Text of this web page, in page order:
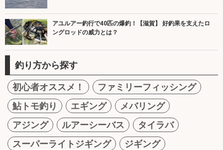
アユルアー釣行で40匹の爆釣！【滋賀】 好釣果を支えたロ
ングロッドの威力とは？
釣り方から探す
初心者オススメ！
ファミリーフィッシング
鮎トモ釣り
エギング
メバリング
アジング
ルアーシーバス
タイラバ
スーパーライトジギング
ジギング